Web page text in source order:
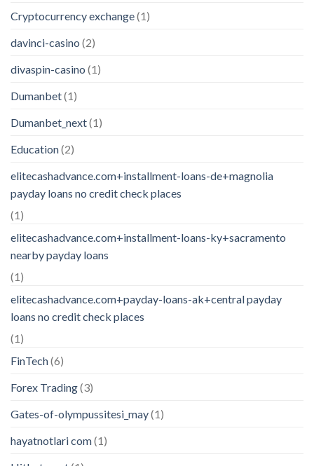
Cryptocurrency exchange(1)
davinci-casino (2)
divaspin-casino (1)
Dumanbet(1)
Dumanbet_next(1)
Education(2)
elitecashadvance.com+installment-loans-de+magnolia
payday loans no credit check places
(1)
elitecashadvance.com+installment-loans-ky+sacramento
nearby payday loans
(1)
elitecashadvance.com+payday-loans-ak+central payday
loans no credit check places
(1)
FinTech(6)
Forex Trading(3)
Gates-of-olympussitesi_may(1)
hayatnotlari com(1)